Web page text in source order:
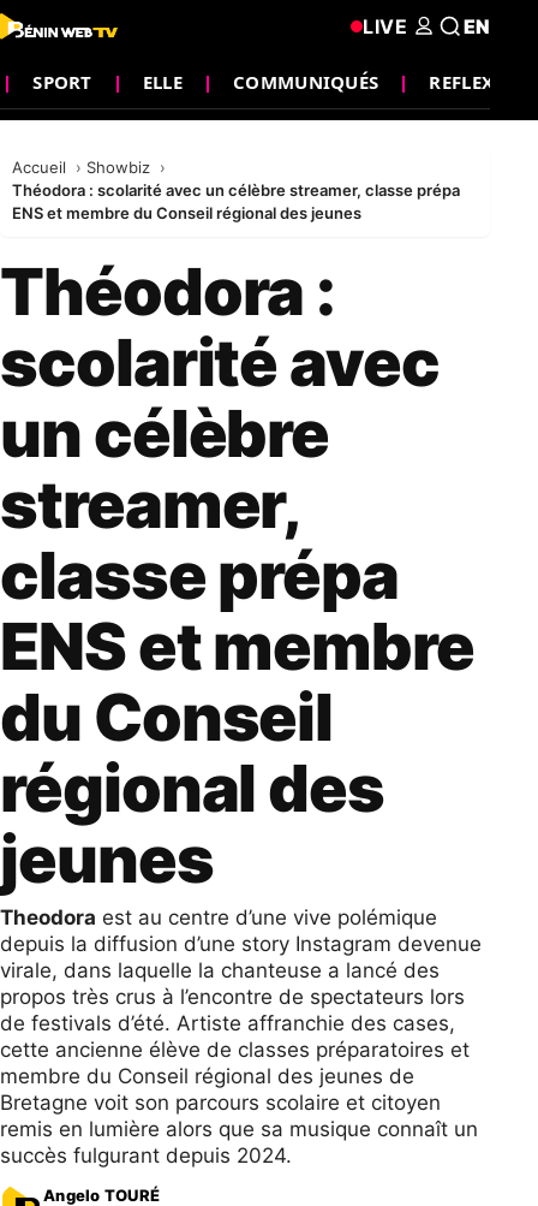
SPORT ELLE COMMUNIQUÉS REFLEXION
LIVE EN
Accueil
Showbiz
Théodora : scolarité avec un célèbre streamer, classe prépa
ENS et membre du Conseil régional des jeunes
Théodora :
scolarité avec
un célèbre
streamer,
classe prépa
ENS et membre
du Conseil
régional des
jeunes
Theodora est au centre d’une vive polémique
depuis la diffusion d’une story Instagram devenue
virale, dans laquelle la chanteuse a lancé des
propos très crus à l’encontre de spectateurs lors
de festivals d’été. Artiste affranchie des cases,
cette ancienne élève de classes préparatoires et
membre du Conseil régional des jeunes de
Bretagne voit son parcours scolaire et citoyen
remis en lumière alors que sa musique connaît un
succès fulgurant depuis 2024.
Angelo TOURÉ